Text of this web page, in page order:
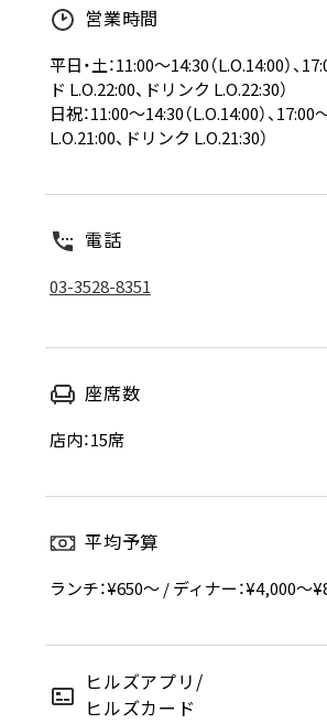
営業時間
平日・土：11:00～14:30（L.O.14:00）、
ド L.O.22:00、ドリンク L.O.22:30）
日祝：11:00～14:30（L.O.14:00）、17:00
L.O.21:00、ドリンク L.O.21:30）
電話
03-3528-8351
座席数
店内：15席
平均予算
ランチ：¥650～ / ディナー：¥4,000～
ヒルズアプリ/
ヒルズカード